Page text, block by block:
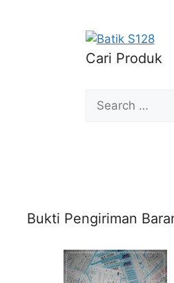
Cari Produk
Search
for:
Bukti Pengiriman